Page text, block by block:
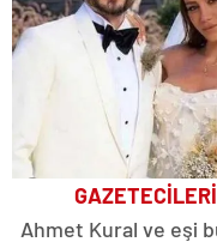
Ahmet Kural ve eşi